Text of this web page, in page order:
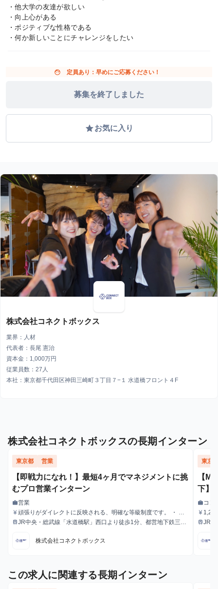
・他大学の友達が欲しい
・向上心がある
・ポジティブな性格である
・何か新しいことにチャレンジをしたい
face 定員あり：早めにご応募ください！
募集を終了しました
gradeお気に入り
株式会社コネクトボックス
業界：人材
代表者：長尾 憲治
資本金：1,000万円
従業員数：27人
本社：東京都千代田区神田三崎町３丁目７−１ 水道橋フロント４F
株式会社コネクトボックスの長期インターン
東京都 営業
【即戦力になれ！】最短4ヶ月でマネジメントに挑
むプロ営業インターン
職種
work営業
給与
currency_yen 頑張りがダイレクトに反映される、明確な等級制度です。 ・ ア
シスタント：1,250円 （※スタート時の報酬） ・ スタッフ：1,6
円へ昇給！ 個人の成長スピードに合わせて随時昇給・昇格が可能
最寄駅
trainJR中央・総武線「水道橋駅」西口より徒歩1分、都営地下鉄三田
株式会社コネクトボックス
東京
【
下】
職種
workコン
給与
currency_yen
ます
最寄駅
trainJR中
この求人に関連する長期インターン